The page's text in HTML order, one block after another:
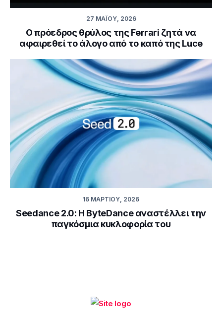
27 ΜΑΪ́ΟΥ, 2026
Ο πρόεδρος θρύλος της Ferrari ζητά να
αφαιρεθεί το άλογο από το καπό της Luce
16 ΜΑΡΤΊΟΥ, 2026
Seedance 2.0: Η ByteDance αναστέλλει την
παγκόσμια κυκλοφορία του